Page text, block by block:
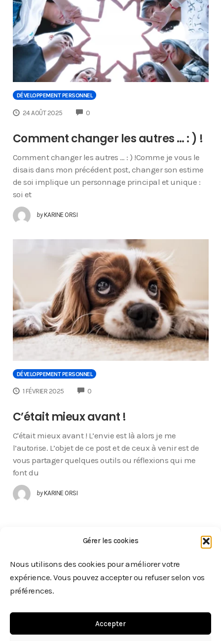
Gérer les cookies
Nous utilisons des cookies pour améliorer votre
expérience. Vous pouvez accepter ou refuser selon vos
préférences.
Accepter
DÉVELOPPEMENT PERSONNEL
24 AOÛT 2025 0COMMENTS
Comment changer les autres … : ) !
Comment changer les autres … : ) !Comme je vous le
disais dans mon précédent post, changer son estime
de soi implique un personnage principal et unique :
soi et
by KARINE ORSI
DÉVELOPPEMENT PERSONNEL
1 FÉVRIER 2025 0COMMENTS
C’était mieux avant !
C'était mieux avant ! L’envie est là alors je me
l’autorise. L’objet de ce post et de ceux à venir est de
vous partager quelques outils ou réflexions qui me
font du
by KARINE ORSI
© 2025. All Rights Reserved.